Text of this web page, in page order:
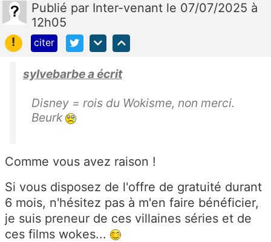
Publié par Inter-venant le 07/07/2025 à
12h05
!
citer
sylvebarbe a écrit
Disney = rois du Wokisme, non merci.
Beurk
Comme vous avez raison !
Si vous disposez de l'offre de gratuité durant
6 mois, n'hésitez pas à m'en faire bénéficier,
je suis preneur de ces villaines séries et de
ces films wokes...